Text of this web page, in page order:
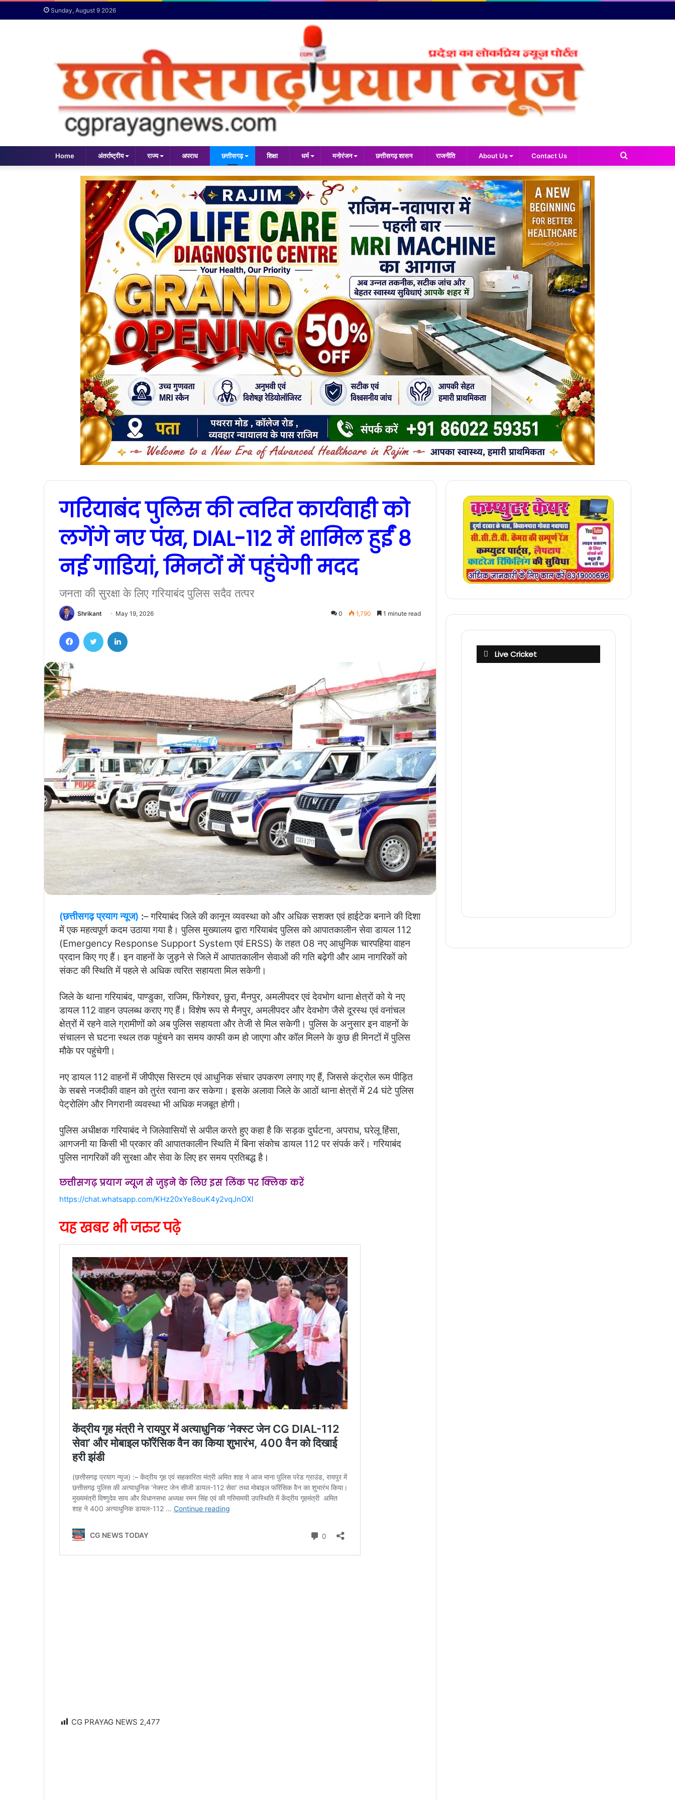
Sunday, August 9 2026
Home अंतर्राष्ट्रीय राज्य अपराध छत्तीसगढ़ शिक्षा धर्म मनोरंजन छत्तीसगढ़ शासन राजनीति About Us Contact Us
Search
गरियाबंद पुलिस की त्वरित कार्यवाही को
लगेंगे नए पंख, DIAL-112 में शामिल हुईं 8
नई गाडियां, मिनटों में पहुंचेगी मदद
जनता की सुरक्षा के लिए गरियाबंद पुलिस सदैव तत्पर
Shrikant May 19, 2026 0 1,790 1 minute read
(छत्तीसगढ़ प्रयाग न्यूज) :– गरियाबंद जिले की कानून व्यवस्था को और अधिक सशक्त एवं हाईटेक बनाने की दिशा
में एक महत्वपूर्ण कदम उठाया गया है। पुलिस मुख्यालय द्वारा गरियाबंद पुलिस को आपातकालीन सेवा डायल 112
(Emergency Response Support System एवं ERSS) के तहत 08 नए आधुनिक चारपहिया वाहन
प्रदान किए गए हैं। इन वाहनों के जुड़ने से जिले में आपातकालीन सेवाओं की गति बढ़ेगी और आम नागरिकों को
संकट की स्थिति में पहले से अधिक त्वरित सहायता मिल सकेगी।
जिले के थाना गरियाबंद, पाण्डुका, राजिम, फिंगेश्वर, छुरा, मैनपुर, अमलीपदर एवं देवभोग थाना क्षेत्रों को ये नए
डायल 112 वाहन उपलब्ध कराए गए हैं। विशेष रूप से मैनपुर, अमलीपदर और देवभोग जैसे दूरस्थ एवं वनांचल
क्षेत्रों में रहने वाले ग्रामीणों को अब पुलिस सहायता और तेजी से मिल सकेगी। पुलिस के अनुसार इन वाहनों के
संचालन से घटना स्थल तक पहुंचने का समय काफी कम हो जाएगा और कॉल मिलने के कुछ ही मिनटों में पुलिस
मौके पर पहुंचेगी।
नए डायल 112 वाहनों में जीपीएस सिस्टम एवं आधुनिक संचार उपकरण लगाए गए हैं, जिससे कंट्रोल रूम पीड़ित
के सबसे नजदीकी वाहन को तुरंत रवाना कर सकेगा। इसके अलावा जिले के आठों थाना क्षेत्रों में 24 घंटे पुलिस
पेट्रोलिंग और निगरानी व्यवस्था भी अधिक मजबूत होगी।
पुलिस अधीक्षक गरियाबंद ने जिलेवासियों से अपील करते हुए कहा है कि सड़क दुर्घटना, अपराध, घरेलू हिंसा,
आगजनी या किसी भी प्रकार की आपातकालीन स्थिति में बिना संकोच डायल 112 पर संपर्क करें। गरियाबंद
पुलिस नागरिकों की सुरक्षा और सेवा के लिए हर समय प्रतिबद्ध है।
छत्तीसगढ़ प्रयाग न्यूज से जुड़ने के लिए इस लिंक पर क्लिक करें
https://chat.whatsapp.com/KHz20xYe8ouK4y2vqJnOXl
यह खबर भी जरुर पढ़े
CG PRAYAG NEWS 2,477
Live Cricket